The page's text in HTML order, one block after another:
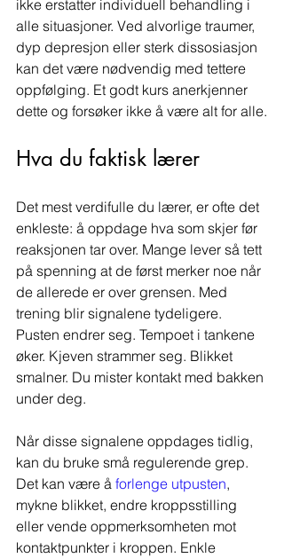
ikke erstatter individuell behandling i
alle situasjoner. Ved alvorlige traumer,
dyp depresjon eller sterk dissosiasjon
kan det være nødvendig med tettere
oppfølging. Et godt kurs anerkjenner
dette og forsøker ikke å være alt for alle.
Hva du faktisk lærer
Det mest verdifulle du lærer, er ofte det
enkleste: å oppdage hva som skjer før
reaksjonen tar over. Mange lever så tett
på spenning at de først merker noe når
de allerede er over grensen. Med
trening blir signalene tydeligere.
Pusten endrer seg. Tempoet i tankene
øker. Kjeven strammer seg. Blikket
smalner. Du mister kontakt med bakken
under deg.
Når disse signalene oppdages tidlig,
kan du bruke små regulerende grep.
Det kan være å forlenge utpusten,
mykne blikket, endre kroppsstilling
eller vende oppmerksomheten mot
kontaktpunkter i kroppen. Enkle